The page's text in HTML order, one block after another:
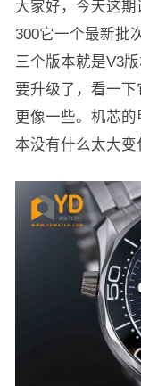
大家好，今天这
300它一个最新批
三个版本就是V3
要升级了，看一
更像一些。机芯
本没有什么太大变